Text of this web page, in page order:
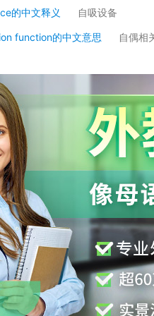
的中文释义 自吸设备
function的中文意思 自偶相